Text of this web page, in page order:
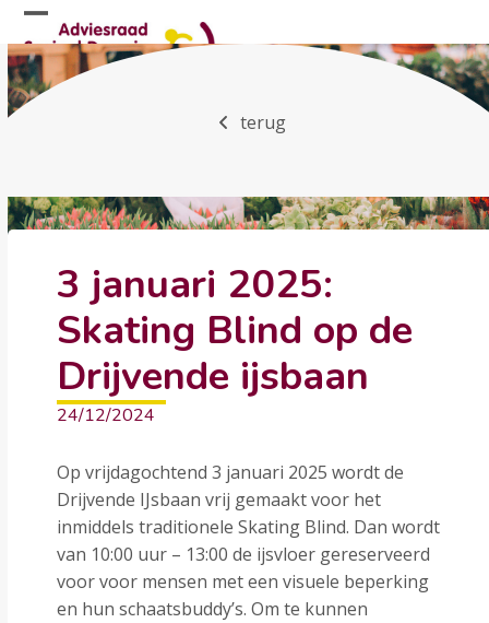
Skip
to
content
Open
mobile
menu
Close
mobile
menu
terug
3 januari 2025:
Skating Blind op de
Drijvende ijsbaan
24/12/2024
Op vrijdagochtend 3 januari 2025 wordt de
Drijvende IJsbaan vrij gemaakt voor het
inmiddels traditionele Skating Blind. Dan wordt
van 10:00 uur – 13:00 de ijsvloer gereserveerd
voor voor mensen met een visuele beperking
en hun schaatsbuddy’s. Om te kunnen